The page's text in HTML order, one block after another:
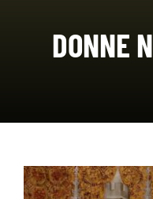
OFF TOPIC
DONNE